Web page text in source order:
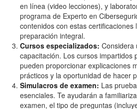
en línea (video lecciones), y
programa de Experto en
contenidos con estas
preparación integral.
Cursos especializados: Considera
capacitación. Los cursos impartidos
pueden proporcionar explicaciones
prácticos y la oportunidad de hacer
Simulacros de examen: Las
esenciales. Te ayudarán a
examen, el tipo de preguntas